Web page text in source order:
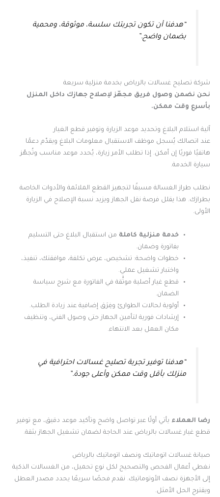
“هدفنا أن تكون تجربتك سلسة، موثوقة، ومحمية
بضمان واضح.”
شركة تصليح غسالات بالرياض بخدمة منزلية سريعة
نحن نضمن وصول فريق مجهّز لإصلاح جهازك داخل المنزل
بأسرع وقت ممكن.
آلية استلام البلاغ وتحديد موعد الزيارة وتوفير قطع الغيار
عند اتصالك يُسجل موظف الاستقبال معلومات البلاغ ويقدّم دعمًا
هاتفيًا فوريًا إن أمكن. إذا تطلب الأمر زيارة، يُحدد موعد مناسب وتُجهّز
سيارة الخدمة.
نطلب طراز الغسالة مسبقًا لتجهيز القطع الملائمة والأدوات الخاصة
بطرازك. هذا يقلل فرصة نقل الجهاز ويزيد نسبة الإصلاح في الزيارة
الأولى.
خدمة منزلية كاملة من استقبال البلاغ حتى التسليم
بفاتورة وضمان.
خطوات واضحة: تشخيص، عرض تكلفة، موافقتك، تنفيذ،
واختبار تشغيل عملي.
قطع غيار أصلية موثَّقة في الفاتورة مع شرح سياسة
الضمان.
أولوية لحالات الطوارئ وفِرَق إضافية عند زيادة الطلب.
إرشادات فورية لتأمين الجهاز حتى وصول الفني، وتنظيف
مكان العمل بعد الانتهاء.
“هدفنا توفير تجربة تصليح غسالات احترافية في
منزلك بأقل وقت ممكن وأعلى جودة.”
رضا العملاء يأتي أولًا عبر تواصل واضح وتأكيد موعد دقيق، مع توفير
قطع غيار غسالات بالرياض عند الحاجة لضمان تشغيل الجهاز بثقة.
صيانة غسالات اتوماتيك ونصف اتوماتيك بالرياض
نغطي أعمال الفحص والتصحيح لكل نوع تحميل، من الغسالات الذكية
إلى الأجهزة نصف الأوتوماتيك. نقدم فحصًا سريعًا يحدد مصدر العطل
ويقترح الحل الأمثل.